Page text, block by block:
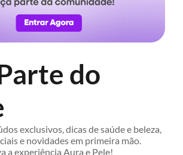
do
exclusivos, dicas de saúde e beleza,
e novidades em primeira mão.
a experiência Aura e Pele!